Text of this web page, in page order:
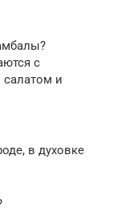
с
и
в духовке